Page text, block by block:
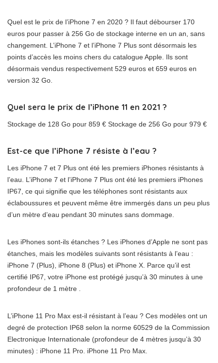
Quel est le prix de l’iPhone 7 en 2020 ? Il faut débourser 170
euros pour passer à 256 Go de stockage interne en un an, sans
changement. L’iPhone 7 et l’iPhone 7 Plus sont désormais les
points d’accès les moins chers du catalogue Apple. Ils sont
désormais vendus respectivement 529 euros et 659 euros en
version 32 Go.
Quel sera le prix de l’iPhone 11 en 2021 ?
Stockage de 128 Go pour 859 € Stockage de 256 Go pour 979 €
Est-ce que l’iPhone 7 résiste à l’eau ?
Les iPhone 7 et 7 Plus ont été les premiers iPhones résistants à
l’eau. L’iPhone 7 et l’iPhone 7 Plus ont été les premiers iPhones
IP67, ce qui signifie que les téléphones sont résistants aux
éclaboussures et peuvent même être immergés dans un peu plus
d’un mètre d’eau pendant 30 minutes sans dommage.
Les iPhones sont-ils étanches ? Les iPhones d’Apple ne sont pas
étanches, mais les modèles suivants sont résistants à l’eau :
iPhone 7 (Plus), iPhone 8 (Plus) et iPhone X. Parce qu’il est
certifié IP67, votre iPhone est protégé jusqu’à 30 minutes à une
profondeur de 1 mètre .
L’iPhone 11 Pro Max est-il résistant à l’eau ? Ces modèles ont un
degré de protection IP68 selon la norme 60529 de la Commission
Electronique Internationale (profondeur de 4 mètres jusqu’à 30
minutes) : iPhone 11 Pro. iPhone 11 Pro Max.